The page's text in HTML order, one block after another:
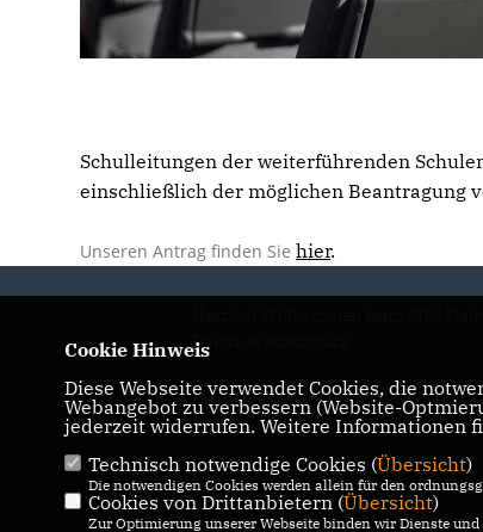
Schulleitungen der weiterführenden
einschließlich der möglichen Beantragung
Unseren Antrag finden Siehier.
Rheda-Wiedenbrück
IMPRESSUM
DATENSCHUTZ
KONTAKT
Cookie Hinweis
Diese Webseite verwendet Cookies, die
Webangebot zu verbessern (Website-
jederzeit widerrufen. Weitere Informationen
Technisch notwendige Cookies (Übersicht)
Die notwendigen Cookies werden allein für den
Cookies von Drittanbietern (Übersicht)
Zur Optimierung unserer Webseite binden wir Dienste